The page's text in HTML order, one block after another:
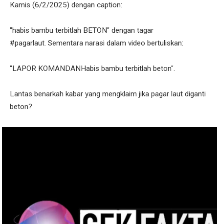
Kamis (6/2/2025) dengan caption:
"habis bambu terbitlah BETON" dengan tagar
#pagarlaut. Sementara narasi dalam video bertuliskan:
"LAPOR KOMANDANHabis bambu terbitlah beton".
Lantas benarkah kabar yang mengklaim jika pagar laut diganti
beton?